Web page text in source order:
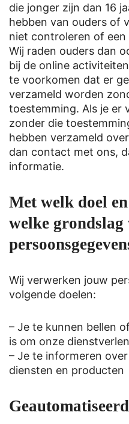
die jonger zijn dan 16
hebben van ouders of
niet controleren of een
Wij raden ouders dan
bij de online
te voorkomen dat er
verzameld worden
toestemming. Als je er
zonder die
hebben verzameld
dan contact met ons,
informatie.
Met welk doel
welke
Wij verwerken jouw
volgende doelen:
– Je te kunnen bellen
is om onze
– Je te informeren
diensten en producten